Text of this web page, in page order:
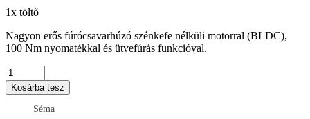
1x töltő
Nagyon erős fúrócsavarhúzó szénkefe nélküli motorral (BLDC),
100 Nm nyomatékkal és ütvefúrás funkcióval.
Kosárba tesz
Séma